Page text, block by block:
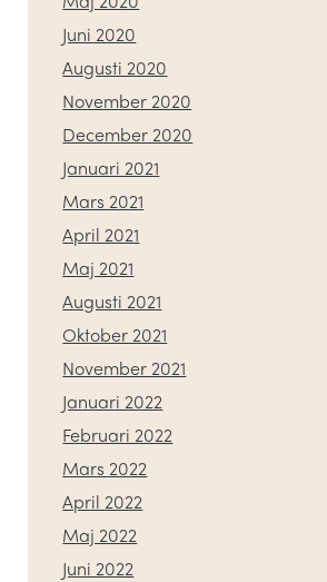
Juni 2020
Augusti 2020
November 2020
December 2020
Januari 2021
Mars 2021
April 2021
Maj 2021
Augusti 2021
Oktober 2021
November 2021
Januari 2022
Februari 2022
Mars 2022
April 2022
Maj 2022
Juni 2022